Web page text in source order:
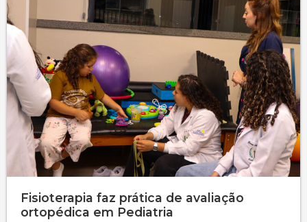
Fisioterapia faz prática de avaliação
ortopédica em Pediatria